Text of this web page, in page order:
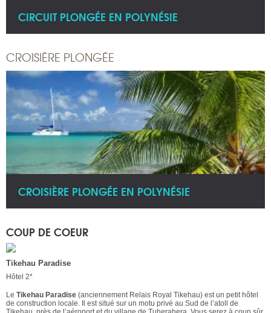
CIRCUIT PLONGÉE EN POLYNÉSIE
CROISIÈRE PLONGÉE
CROISIÈRE PLONGÉE EN POLYNÉSIE
COUP DE COEUR
Tikehau Paradise
Hôtel 2*
Le Tikehau Paradise (anciennement Relais Royal Tikehau) est un petit hôtel
de construction locale. Il est situé sur un motu privé au Sud de l’atoll de